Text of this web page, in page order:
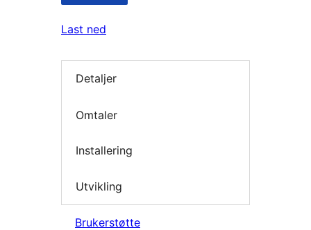
Last ned
Detaljer
Omtaler
Installering
Utvikling
Brukerstøtte